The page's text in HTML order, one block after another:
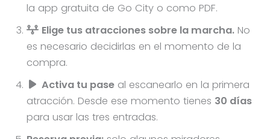
la app gratuita de Go City o como PDF.
Elige tus atracciones sobre la marcha. No
es necesario decidirlas en el momento de la
compra.
Activa tu pase al escanearlo en la primera
atracción. Desde ese momento tienes 30 días
para usar las tres entradas.